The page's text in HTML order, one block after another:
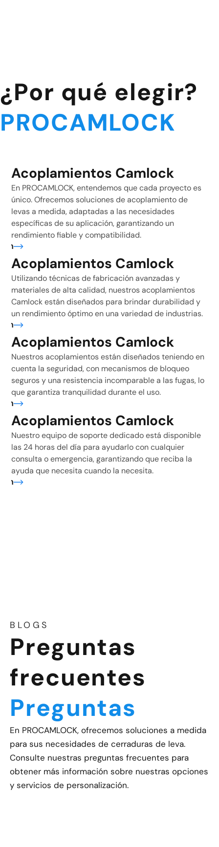
¿Por qué elegir?
PROCAMLOCK
Acoplamientos Camlock
En PROCAMLOCK, entendemos que cada proyecto es
único. Ofrecemos soluciones de acoplamiento de
levas a medida, adaptadas a las necesidades
específicas de su aplicación, garantizando un
rendimiento fiable y compatibilidad.
Acoplamientos Camlock
Utilizando técnicas de fabricación avanzadas y
materiales de alta calidad, nuestros acoplamientos
Camlock están diseñados para brindar durabilidad y
un rendimiento óptimo en una variedad de industrias.
Acoplamientos Camlock
Nuestros acoplamientos están diseñados teniendo en
cuenta la seguridad, con mecanismos de bloqueo
seguros y una resistencia incomparable a las fugas, lo
que garantiza tranquilidad durante el uso.
Acoplamientos Camlock
Nuestro equipo de soporte dedicado está disponible
las 24 horas del día para ayudarlo con cualquier
consulta o emergencia, garantizando que reciba la
ayuda que necesita cuando la necesita.
BLOGS
Preguntas
frecuentes
Preguntas
En PROCAMLOCK, ofrecemos soluciones a medida
para sus necesidades de cerraduras de leva.
Consulte nuestras preguntas frecuentes para
obtener más información sobre nuestras opciones
y servicios de personalización.